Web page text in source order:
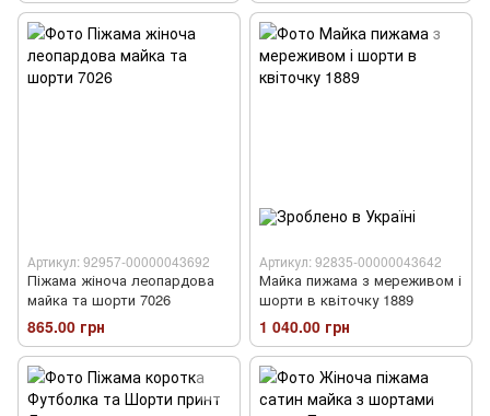
Артикул: 92957-00000043692
Піжама жіноча леопардова
майка та шорти 7026
865.00 грн
Артикул: 92835-00000043642
Майка пижама з мереживом і
шорти в квіточку 1889
1 040.00 грн